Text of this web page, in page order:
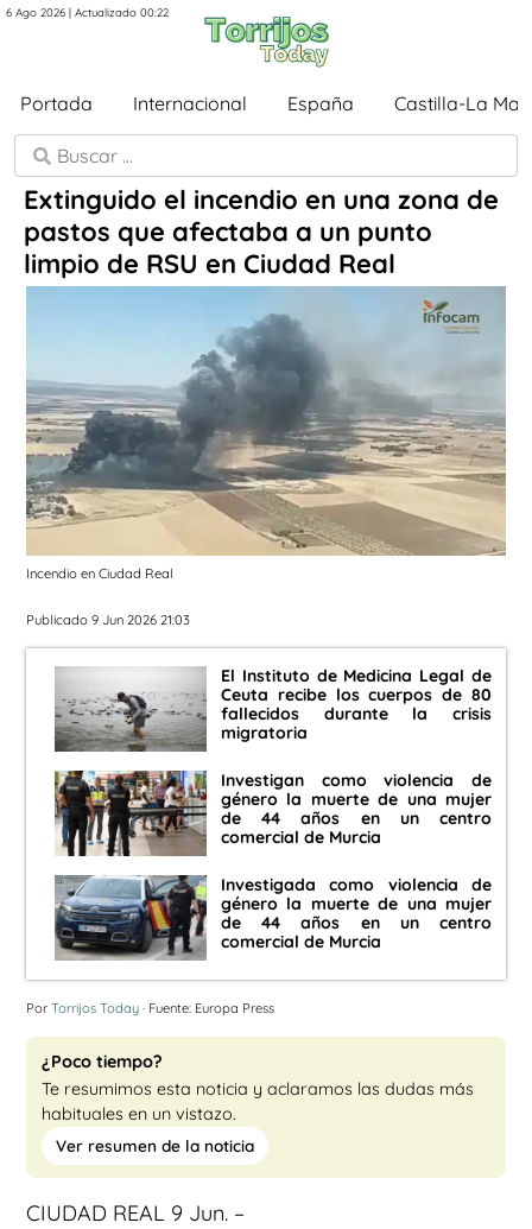
6 Ago 2026 | Actualizado 00:22
Portada Internacional España Castilla-La
Extinguido el incendio en una zona de
pastos que afectaba a un punto
limpio de RSU en Ciudad Real
Incendio en Ciudad Real
Publicado 9 Jun 2026 21:03
El Instituto de Medicina Legal de
Ceuta recibe los cuerpos de 80
fallecidos durante la crisis
migratoria
Investigan como violencia de
género la muerte de una mujer
de 44 años en un centro
comercial de Murcia
Investigada como violencia de
género la muerte de una mujer
de 44 años en un centro
comercial de Murcia
Por Torrijos Today · Fuente: Europa Press
¿Poco tiempo?
Te resumimos esta noticia y aclaramos las dudas más
habituales en un vistazo.
Ver resumen de la noticia
CIUDAD REAL 9 Jun. –